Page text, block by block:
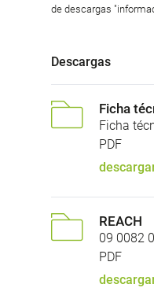
de descargas
Descargas
Ficha
Ficha
PDF
REACH
09 0082
PDF